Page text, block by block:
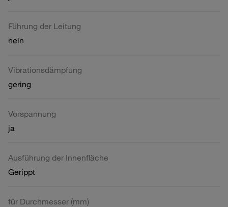
Führung der Leitung
nein
Vibrationsdämpfung
gering
Vorspannung
ja
Ausführung der Innenfläche
Gerippt
für Durchmesser (mm)